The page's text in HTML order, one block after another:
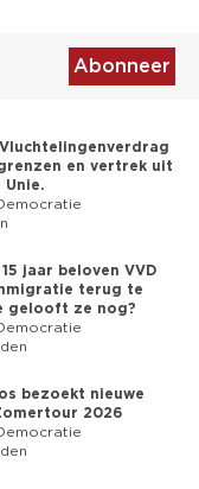
Abonneer
en vertrek uit
Unie.
jaar beloven VVD
terug te
gelooft ze nog?
bezoekt nieuwe
2026